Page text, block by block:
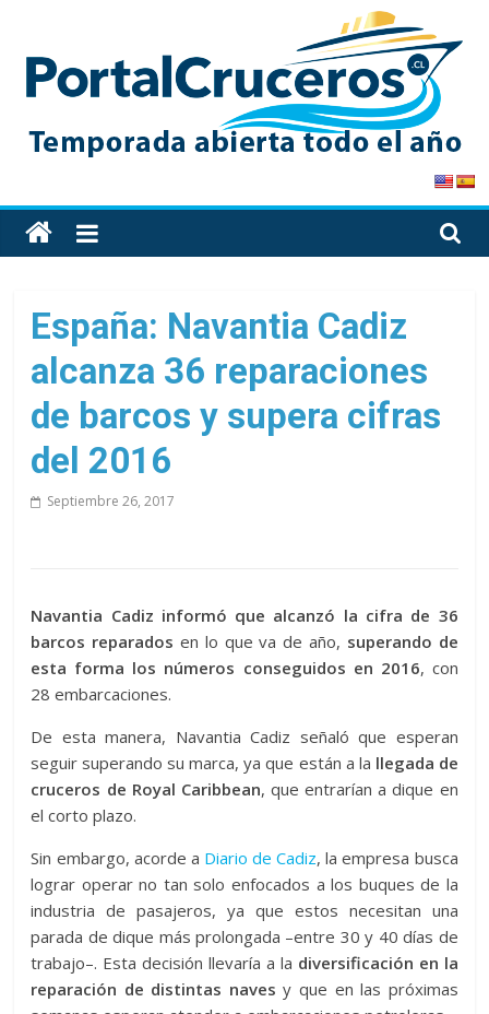
content
PortalCruceros
Toda
la
de
cruceros
en
un
solo
sitio
España: Navantia Cadiz
alcanza 36 reparaciones
de barcos y supera cifras
del 2016
Septiembre 26, 2017
Navantia Cadiz informó que alcanzó la cifra de 36
barcos reparados en lo que va de año, superando de
esta forma los números conseguidos en 2016, con
28 embarcaciones.
De esta manera, Navantia Cadiz señaló que esperan
seguir superando su marca, ya que están a la llegada de
cruceros de Royal Caribbean, que entrarían a dique en
el corto plazo.
Sin embargo, acorde a Diario de Cadiz, la empresa busca
lograr operar no tan solo enfocados a los buques de la
industria de pasajeros, ya que estos necesitan una
parada de dique más prolongada –entre 30 y 40 días de
trabajo–. Esta decisión llevaría a la diversificación en la
reparación de distintas naves y que en las próximas